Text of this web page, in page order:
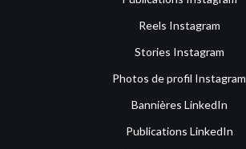
Reels Instagram
Stories Instagram
Photos de profil Instagram
Bannières LinkedIn
Publications LinkedIn